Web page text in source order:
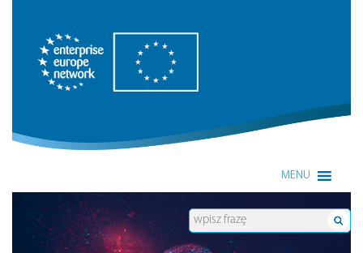
Enterprise Europe Network
MENU